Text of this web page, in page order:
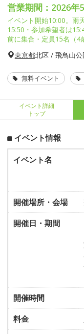
営業期間：2026年
イベント開始10:00。雨
15:50・参加希望者は
前に集合・定員15名（4
東京都北区 / 飛鳥山
無料イベント
イベント詳細
トップ
イベント情報
イベント名
開催場所・会場
開催日・期間
開催時間
料金